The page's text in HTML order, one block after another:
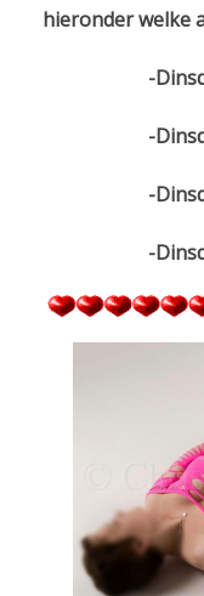
hieronder welke
-
-
-
-